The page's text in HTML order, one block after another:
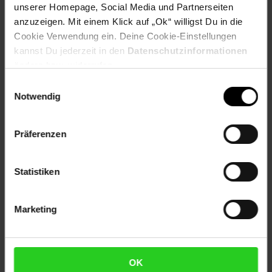
unserer Homepage, Social Media und Partnerseiten
anzuzeigen. Mit einem Klick auf „Ok“ willigst Du in die
Cookie Verwendung ein. Deine Cookie-Einstellungen
kannst Du jederzeit in den Datenschutzinformationen
Notwendig
Präferenzen
Statistiken
Marketing
OK
Herstellerinformationen
Altgeräterücknahme
Fußzeile
Weitere Online-Angebote
Netto Reisen Weinwelt
Rezeptwelt Karriere